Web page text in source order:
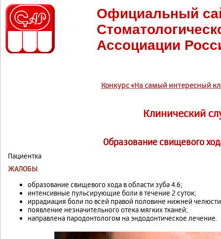
Официальный
Ассоциации
Конкурс «На самый интересный
Клинический
Образование свищевого
Пациентка
ЖАЛОБЫ
образование свищевого хода в области зуба 4.6;
интенсивные пульсирующие боли в течение 2 суток;
иррадиация боли по всей правой половине нижней челюсти
появление незначительного отека мягких тканей;
направлена пародонтологом на эндодонтическое лечение.